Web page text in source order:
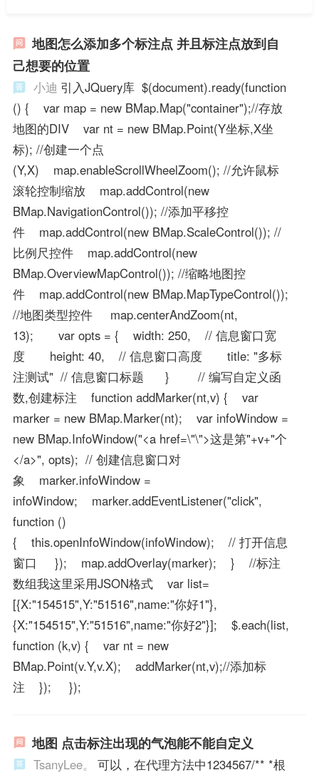
地图怎么添加多个标注点 并且标注点放到自
己想要的位置
小迪 引入JQuery库 $(document).ready(function
() { var map = new BMap.Map("container");//存放
地图的DIV var nt = new BMap.Point(Y坐标,X坐
标); //创建一个点
(Y,X) map.enableScrollWheelZoom(); //允许鼠标
滚轮控制缩放 map.addControl(new
BMap.NavigationControl()); //添加平移控
件 map.addControl(new BMap.ScaleControl()); //
比例尺控件 map.addControl(new
BMap.OverviewMapControl()); //缩略地图控
件 map.addControl(new BMap.MapTypeControl());
//地图类型控件 map.centerAndZoom(nt,
13); var opts = { width: 250, // 信息窗口宽
度 height: 40, // 信息窗口高度 title: "多标
注测试" // 信息窗口标题 } // 编写自定义函
数,创建标注 function addMarker(nt,v) { var
marker = new BMap.Marker(nt); var infoWindow =
new BMap.InfoWindow("<a href=\"\">这是第"+v+"个
</a>", opts); // 创建信息窗口对
象 marker.infoWindow =
infoWindow; marker.addEventListener("click",
function ()
{ this.openInfoWindow(infoWindow); // 打开信息
窗口 }); map.addOverlay(marker); } //标注
数组我这里采用JSON格式 var list=
[{X:"154515",Y:"51516",name:"你好1"},
{X:"154515",Y:"51516",name:"你好2"}]; $.each(list,
function (k,v) { var nt = new
BMap.Point(v.Y,v.X); addMarker(nt,v);//添加标
注 }); });
地图 点击标注出现的气泡能不能自定义
TsanyLee。
可以，在代理方法中1234567/** *根